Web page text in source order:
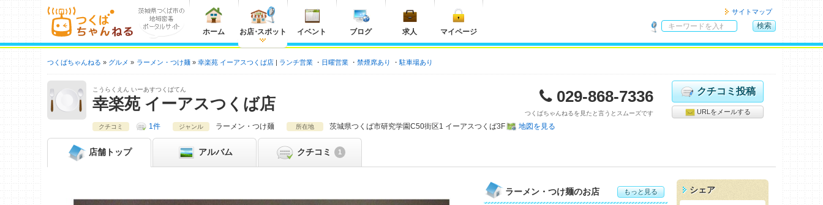
ホーム お店・スポット イベント ブログ 求人 マイページ
サイトマップ
内
索
検索
つくばちゃんねる グルメ ラーメン・つけ麺 幸楽苑 イーアスつくば店 ランチ営業 日曜営業 禁煙席あり 駐車場あり
こうらくえん いーあすつくばてん
幸楽苑 イーアスつくば店 029-868-7336
つくばちゃんねるを見たと言うとスムーズです
クチコミ投稿
URLをメールする
クチコミ 1件 ジャンル ラーメン・つけ麺 所在地 茨城県つくば市研究学園C50街区1 イーアスつくば3F 地図を見る
店舗 トップ アルバム クチコミ 1
ラーメン・つけ麺のお店 もっと見る シェア